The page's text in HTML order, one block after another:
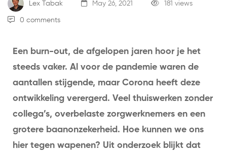
Lex Tabak May 26, 2021 181 views
0 comments
Een burn-out, de afgelopen jaren hoor je het
steeds vaker. Al voor de pandemie waren de
aantallen stijgende, maar Corona heeft deze
ontwikkeling verergerd. Veel thuiswerken zonder
collega’s, overbelaste zorgwerknemers en een
grotere baanonzekerheid. Hoe kunnen we ons
hier tegen wapenen? Uit onderzoek blijkt dat